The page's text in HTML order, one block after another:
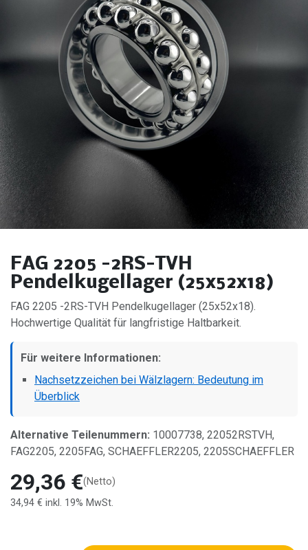
FAG 2205 -2RS-TVH
Pendelkugellager (25x52x18)
FAG 2205 -2RS-TVH Pendelkugellager (25x52x18).
Hochwertige Qualität für langfristige Haltbarkeit.
Für weitere Informationen:
Nachsetzzeichen bei Wälzlagern: Bedeutung im
Überblick
Alternative Teilenummern: 10007738, 22052RSTVH,
FAG2205, 2205FAG, SCHAEFFLER2205, 2205SCHAEFFLER
29,36 €(Netto)
34,94 € inkl. 19% MwSt.